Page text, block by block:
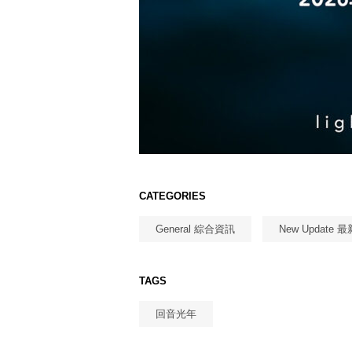
CATEGORIES
General 綜合資訊 New Update 最
TAGS
回音光年